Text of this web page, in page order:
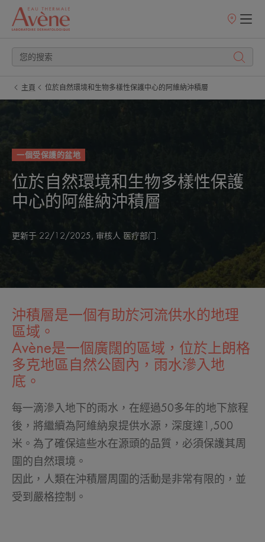
銷
主頁 位於自然環境和生物多樣性保護中心的阿維納沖積層
一個受保護的盆地
位於自然環境和生物多樣性保護
中心的阿維納沖積層
更新于 22/12/2025 , 审核人 医疗部门
沖積層是一個有助於河流供水的地理
區域。
Avène是一個廣闊的區域，位於上朗格
多克地區自然公園內，雨水滲入地
底。
每一滴滲入地下的雨水，在經過50多年的地下旅程
後，將繼續為阿維納泉提供水源，深度達1,500
米。為了確保這些水在源頭的品質，必須保護其周
圍的自然環境。
因此，人類在沖積層周圍的活動是非常有限的，並
受到嚴格控制。